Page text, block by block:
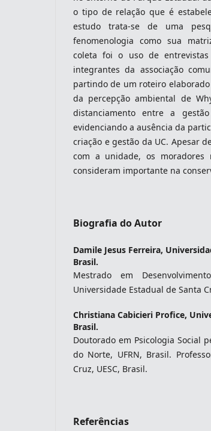
o tipo de relação que é
estudo trata-se de uma
fenomenologia como sua
coleta foi o uso de entrevistas
integrantes da associação
partindo de um roteiro
da percepção ambiental de
distanciamento entre a
evidenciando a ausência da
criação e gestão da UC. Apesar
com a unidade, os
consideram importante na
Biografia do Autor
Damile Jesus Ferreira,
Brasil.
Mestrado em
Universidade Estadual de Santa
Christiana Cabicieri Profice,
Brasil.
Doutorado em Psicologia Social
do Norte, UFRN, Brasil.
Cruz, UESC, Brasil.
Referências
indexadores-fronteiras